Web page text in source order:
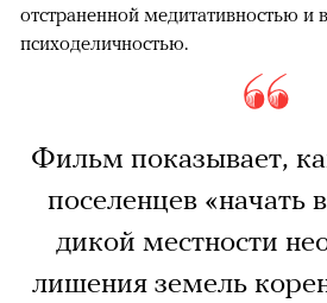
отстраненной медитативностью и
психоделичностью.
Фильм показывает,
поселенцев «начать
дикой местности
лишения земель